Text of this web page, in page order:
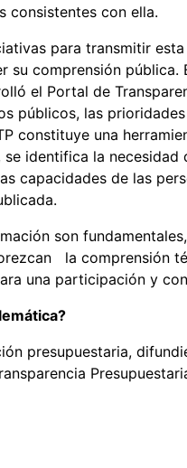
consistentes con ella.
para transmitir
comprensión pública.
el Portal de
públicos, las
constituye una
identifica la
capacidades de las
son
la comprensión
una participación y
presupuestaria,